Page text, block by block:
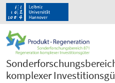
komplexer